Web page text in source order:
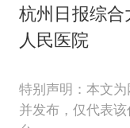
杭州日报综
人民医院
特别声明：本文
并发布，仅代表